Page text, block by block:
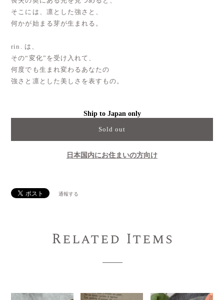
そこには、凛とした強さと、
何かが始まる芽が生まれる。
rin. は、
その“変化”を受け入れて、
何度でも生まれ変わるあなたの
強さと凛とした美しさを表すもの。
Ship to Japan only
Sold out
日本国内にお住まいの方向け
通報する
Related Items